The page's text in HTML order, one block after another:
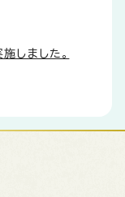
しました。